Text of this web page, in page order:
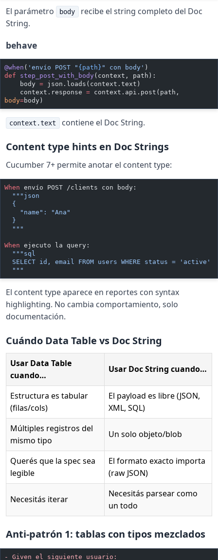
El parámetro body
recibe el string completo del Doc
String.
behave
@when ( 'envío POST " {path} " con body' )
def step_post_with_body(context, path):
    body
= json.loads(context.text)
    context.response
=
body=body)
context.text contiene el Doc String.
Content type hints en Doc Strings
Cucumber 7+ permite anotar el content type:
When envío POST /clients con body:
  """json
  {
    "name": "Ana"
  }
  """
When ejecuto la query:
  """sql
  SELECT id, email FROM users WHERE status = 'active'
  """
El content type aparece en reportes con syntax
highlighting. No cambia comportamiento, solo
documentación.
Cuándo Data Table vs Doc String
Usar Data Table
cuando…
Usar Doc String cuando…
Estructura es tabular
(filas/cols)
El payload es libre (JSON,
XML, SQL)
Múltiples registros del
mismo tipo
Un solo objeto/blob
Querés que la spec sea
legible
El formato exacto importa
(raw JSON)
Necesitás iterar
Necesitás parsear como
un todo
Anti-patrón 1: tablas con tipos mezclados
- Given el siguiente usuario: